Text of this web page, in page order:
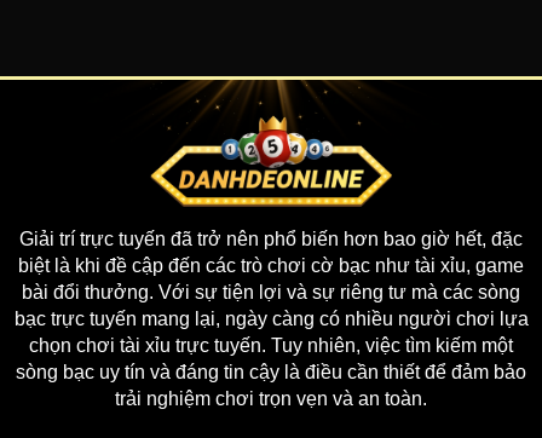
Giải trí trực tuyến đã trở nên phổ biến hơn bao giờ hết, đặc
biệt là khi đề cập đến các trò chơi cờ bạc như tài xỉu, game
bài đổi thưởng. Với sự tiện lợi và sự riêng tư mà các sòng
bạc trực tuyến mang lại, ngày càng có nhiều người chơi lựa
chọn chơi tài xỉu trực tuyến. Tuy nhiên, việc tìm kiếm một
sòng bạc uy tín và đáng tin cậy là điều cần thiết để đảm bảo
trải nghiệm chơi trọn vẹn và an toàn.